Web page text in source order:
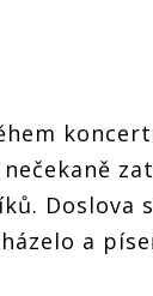
Doslova
a